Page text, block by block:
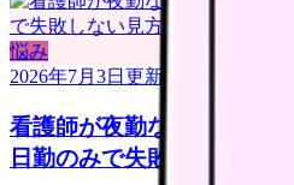
悩み
2026年7月3日 更新
看護師が夜勤なし求人を探
日勤のみで失敗しない見方